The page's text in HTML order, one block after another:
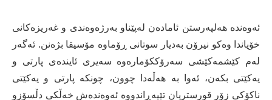
ئەوەندە هەلپەرستن ئامادەن لەپێناو بەرژەوەندی و غەریزەکانی
خۆیاندا وەکو نیرۆن بەدیار سوتانی ڕۆماوە مۆسیقا بژەنن. ئەگەر
لەم کێشمەکێشی سەرۆککۆمارەوە سەیری ئایندەی پارتی و
یەکێتی بکەن، ئەوا بە هەڵەدا چوون، چونکە پارتی و یەکێتی
ناکۆکی زۆر قورستریان تێپەڕاندووە ئەوەندەش خەڵکی دڵسۆزو